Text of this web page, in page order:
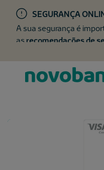
SEGURANÇA
A sua segurança é
as recomendações de